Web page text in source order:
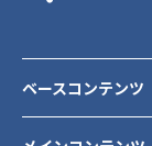
ベースコンテンツ